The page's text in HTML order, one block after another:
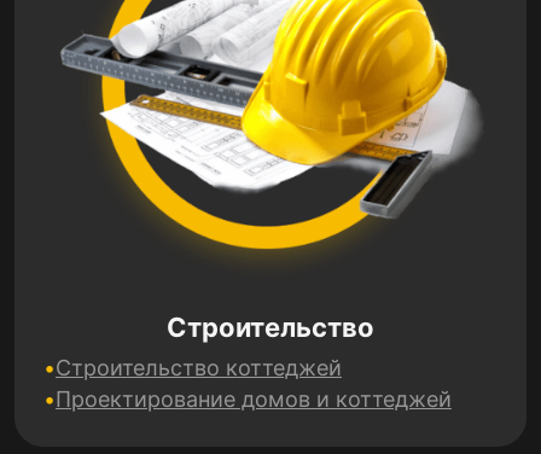
Строительство
Строительство коттеджей
Проектирование домов и коттеджей